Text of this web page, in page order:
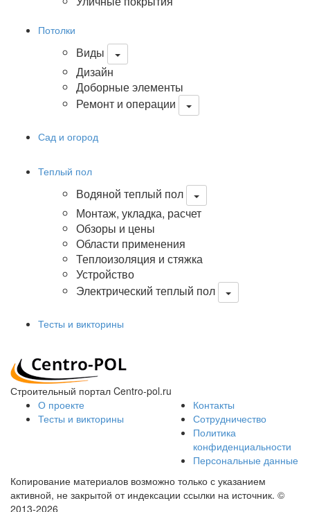
Потолки
Виды
Дизайн
Доборные элементы
Ремонт и операции
Сад и огород
Теплый пол
Водяной теплый пол
Монтаж, укладка, расчет
Обзоры и цены
Области применения
Теплоизоляция и стяжка
Устройство
Электрический теплый пол
Тесты и викторины
Строительный портал Centro-pol.ru
О проекте
Тесты и викторины
Контакты
Сотрудничество
Политика
конфиденциальности
Персональные данные
Копирование материалов возможно только с указанием
активной, не закрытой от индексации ссылки на источник. ©
2013-2026